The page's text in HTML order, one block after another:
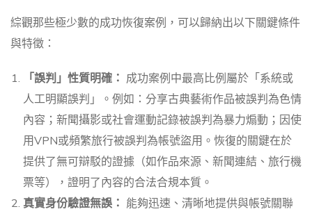
綜觀那些極少數的成功恢復案例，可以歸納出以下關鍵條件
與特徵：
「誤判」性質明確： 成功案例中最高比例屬於「系統或
人工明顯誤判」。例如：分享古典藝術作品被誤判為色情
內容；新聞攝影或社會運動記錄被誤判為暴力煽動；因使
用VPN或頻繁旅行被誤判為帳號盜用。恢復的關鍵在於
提供了無可辯駁的證據（如作品來源、新聞連結、旅行機
票等），證明了內容的合法合規本質。
真實身份驗證無誤： 能夠迅速、清晰地提供與帳號關聯